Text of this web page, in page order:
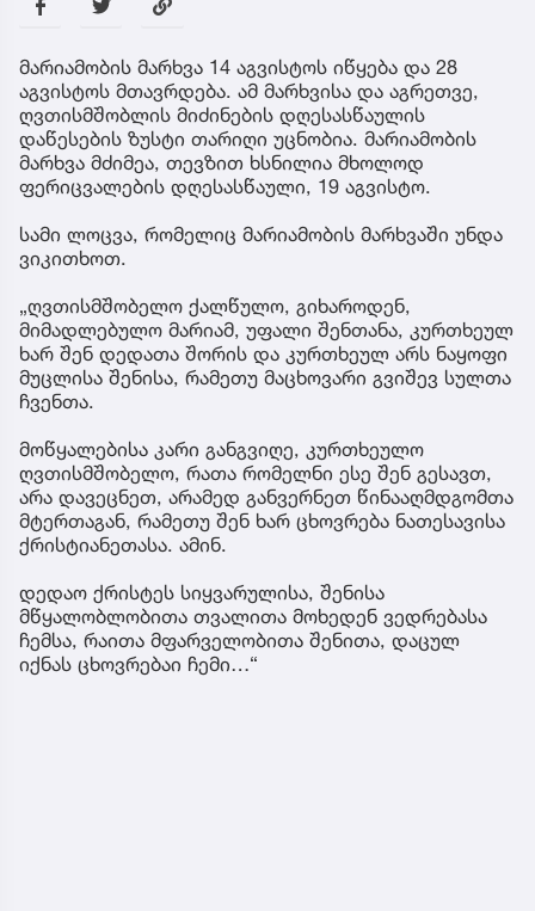
მარიამობის მარხვა 14 აგვისტოს იწყება და 28
აგვისტოს მთავრდება. ამ მარხვისა და აგრეთვე,
ღვთისმშობლის მიძინების დღესასწაულის
დაწესების ზუსტი თარიღი უცნობია. მარიამობის
მარხვა მძიმეა, თევზით ხსნილია მხოლოდ
ფერიცვალების დღესასწაული, 19 აგვისტო.
სამი ლოცვა, რომელიც მარიამობის მარხვაში უნდა
ვიკითხოთ.
„ღვთისმშობელო ქალწულო, გიხაროდენ,
მიმადლებულო მარიამ, უფალი შენთანა, კურთხეულ
ხარ შენ დედათა შორის და კურთხეულ არს ნაყოფი
მუცლისა შენისა, რამეთუ მაცხოვარი გვიშევ სულთა
ჩვენთა.
მოწყალებისა კარი განგვიღე, კურთხეულო
ღვთისმშობელო, რათა რომელნი ესე შენ გესავთ,
არა დავეცნეთ, არამედ განვერნეთ წინააღმდგომთა
მტერთაგან, რამეთუ შენ ხარ ცხოვრება ნათესავისა
ქრისტიანეთასა. ამინ.
დედაო ქრისტეს სიყვარულისა, შენისა
მწყალობლობითა თვალითა მოხედენ ვედრებასა
ჩემსა, რაითა მფარველობითა შენითა, დაცულ
იქნას ცხოვრებაი ჩემი…“